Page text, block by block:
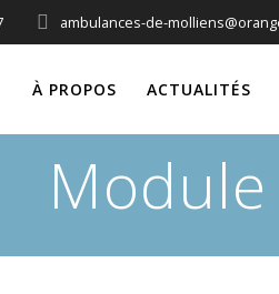
ambulances-de-
À PROPOS ACTUALITÉS
Module